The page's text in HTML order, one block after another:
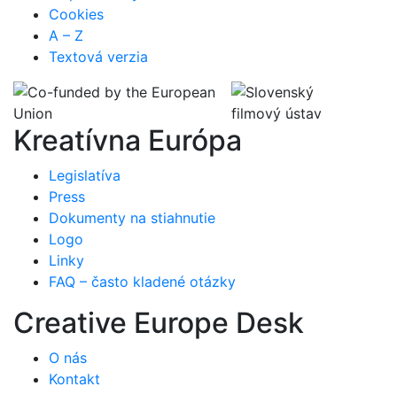
Cookies
A – Z
Textová verzia
Kreatívna Európa
Legislatíva
Press
Dokumenty na stiahnutie
Logo
Linky
FAQ – často kladené otázky
Creative Europe Desk
O nás
Kontakt